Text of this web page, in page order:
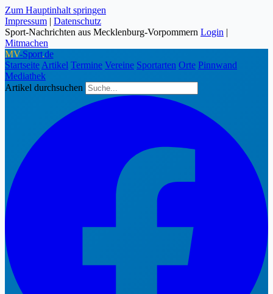
Zum Hauptinhalt springen
Impressum | Datenschutz
Sport-Nachrichten aus Mecklenburg-Vorpommern Login |
Mitmachen
MV-Sport.de
Startseite Artikel Termine Vereine Sportarten Orte Pinnwand
Mediathek
Artikel durchsuchen